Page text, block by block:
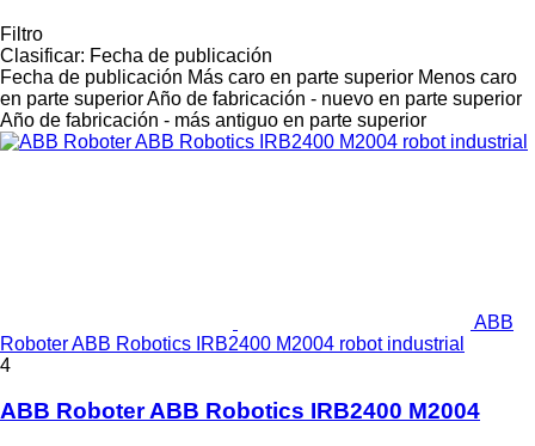
Filtro
Clasificar: Fecha de publicación
Fecha de publicación Más caro en parte superior Menos caro
en parte superiorAño de fabricación - nuevo en parte superior
Año de fabricación - más antiguo en parte superior
ABB
Roboter ABB Robotics IRB2400 M2004 robot industrial
4
ABB Roboter ABB Robotics IRB2400 M2004